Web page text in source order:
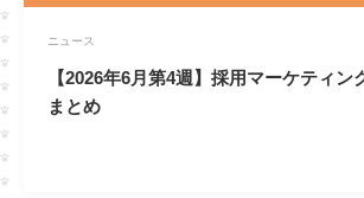
ニュース
【2026年6月第4週】採用マーケティン
まとめ